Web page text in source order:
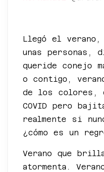
Llegó el verano,
unas personas,
queride conejo
o contigo,
de los colores,
COVID pero
realmente si
¿cómo es un
Verano que
atormenta.